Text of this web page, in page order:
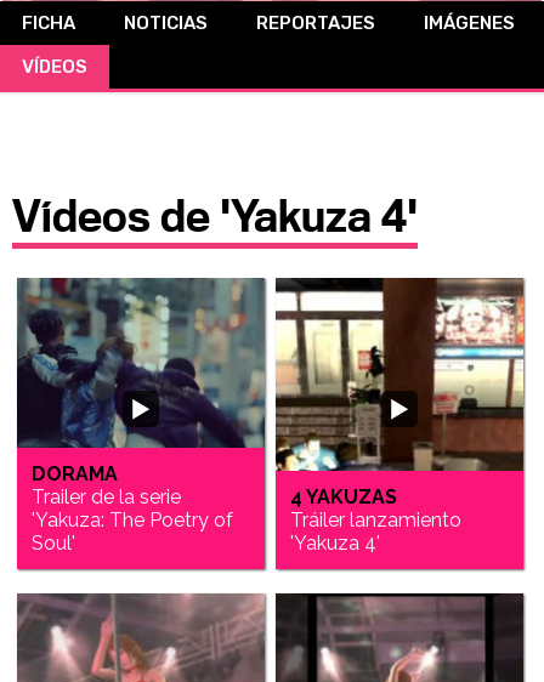
CÓMICS
FICHA NOTICIAS REPORTAJES
IMÁGENES
VÍDEOS
Vídeos de 'Yakuza 4'
DORAMA
Trailer de la serie
'Yakuza: The Poetry of
Soul'
4 YAKUZAS
Tráiler lanzamiento
'Yakuza 4'